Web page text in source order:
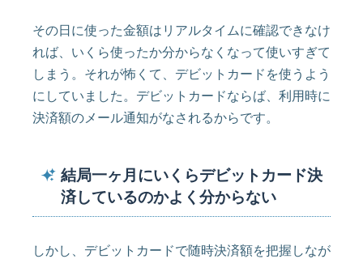
その日に使った金額はリアルタイムに確認できなけ
れば、いくら使ったか分からなくなって使いすぎて
しまう。それが怖くて、デビットカードを使うよう
にしていました。デビットカードならば、利用時に
決済額のメール通知がなされるからです。
結局一ヶ月にいくらデビットカード決
済しているのかよく分からない
しかし、デビットカードで随時決済額を把握しなが